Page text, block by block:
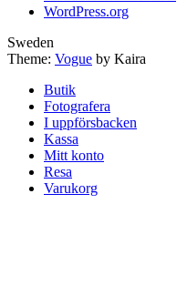
WordPress.org
Sweden
Theme: Vogue by Kaira
Butik
Fotografera
I uppförsbacken
Kassa
Mitt konto
Resa
Varukorg